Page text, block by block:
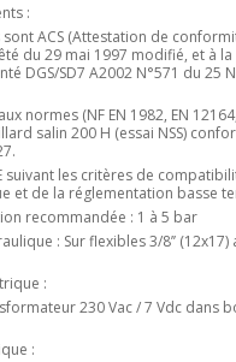
:
ACS (Attestation de
du 29 mai 1997 modifié, et à
DGS/SD7 A2002 N°571 du 25
normes (NF EN 1982, EN
salin 200 H (essai NSS)
suivant les critères de
et de la réglementation basse
recommandée : 1 à 5 bar
: Sur flexibles 3/8’’ (12x17)
:
230 Vac / 7 Vdc dans
: